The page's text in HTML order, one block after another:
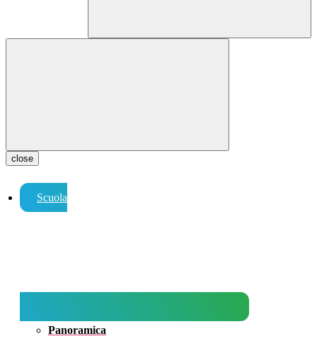
close
Scuola
Panoramica